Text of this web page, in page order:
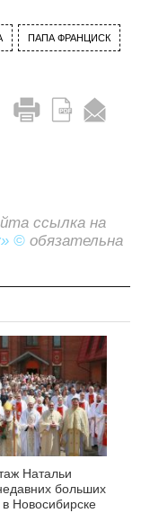
ПАПА ФРАНЦИСК
ссылка на
© обязательна
Натальи
больших
в Новосибирске